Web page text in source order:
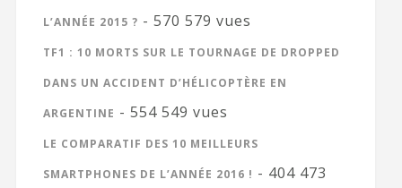
L’ANNÉE 2015 ? - 570 579 vues
TF1 : 10 MORTS SUR LE TOURNAGE DE DROPPED
DANS UN ACCIDENT D’HÉLICOPTÈRE EN
ARGENTINE - 554 549 vues
LE COMPARATIF DES 10 MEILLEURS
SMARTPHONES DE L’ANNÉE 2016 ! - 404 473